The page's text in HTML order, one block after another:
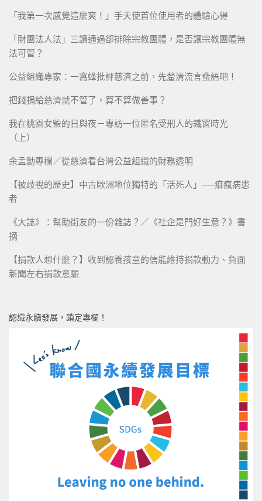
「我第一次感覺這麼爽！」手天使首位使用者的體驗心得
「財團法人法」三讀通過卻排除宗教團體，是否讓宗教團體無
法可管？
公益組織專家：一窩蜂批評慈濟之前，先釐清流言蜚語吧！
把錢捐給慈濟就不管了，算不算做善事？
我在桃園女監的日與夜－專訪一位匿名受刑人的鐵窗時光
（上）
余孟勳專欄／從慈濟看台灣公益組織的財務透明
【被歧視的歷史】中古歐洲地位獨特的「活死人」──痲瘋病患
者
《大誌》：幫助街友的一份雜誌？／《社企是門好生意？》書
摘
【捐款人想什麼？】收到認養孩童的信能維持捐款動力、負面
新聞左右捐款意願
認識永續發展，鎖定專欄！